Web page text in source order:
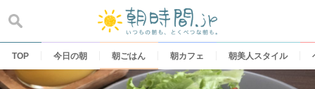
content
TOP 今日の朝 朝ごはん 朝カフェ 朝美人スタイル